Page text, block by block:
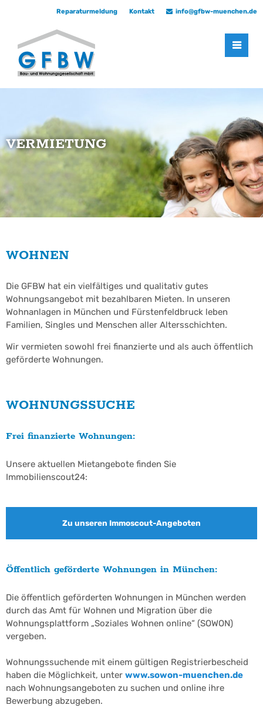
Der Eintrag "offcanvas-col1" existiert leider nicht.
Der Eintrag "offcanvas-col2" existiert leider nicht.
Der Eintrag "offcanvas-col4" existiert leider nicht.
VERMIETUNG
WOHNEN
Die GFBW hat ein vielfältiges und qualitativ gutes
Wohnungsangebot mit bezahlbaren Mieten. In unseren
Wohnanlagen in München und Fürstenfeldbruck leben
Familien, Singles und Menschen aller Altersschichten.
Wir vermieten sowohl frei finanzierte und als auch öffentlich
geförderte Wohnungen.
WOHNUNGSSUCHE
Frei finanzierte Wohnungen:
Unsere aktuellen Mietangebote finden Sie
Immobilienscout24:
Zu unseren Immoscout-Angeboten
Öffentlich geförderte Wohnungen in München:
Die öffentlich geförderten Wohnungen in München werden
durch das Amt für Wohnen und Migration über die
Wohnungsplattform „Soziales Wohnen online“ (SOWON)
vergeben.
Wohnungssuchende mit einem gültigen Registrierbescheid
haben die Möglichkeit, unterwww.sowon-muenchen.de
nach Wohnungsangeboten zu suchen und online ihre
Bewerbung abzugeben.
info@gfbw-muenchen.de
Kontakt
Reparaturmeldung